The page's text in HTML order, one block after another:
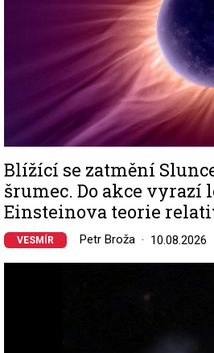
Blížící se zatmění
šrumec. Do akce vyrazí
Einsteinova teorie
VESMÍR Petr Broža 10.08.2026